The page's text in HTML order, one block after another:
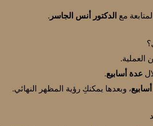
مع الدكتور أنس الجاسر .
العملية.
عدة أسابيع.
، وبعدها يمكنكِ رؤية المظهر النهائي.